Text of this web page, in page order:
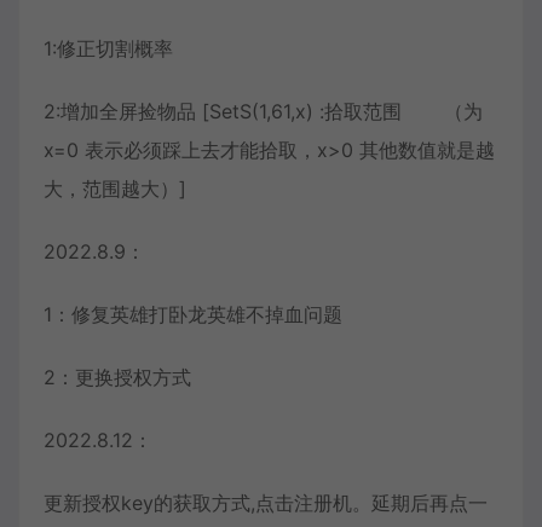
1:修正切割概率
2:增加全屏捡物品 [SetS(1,61,x) :拾取范围 （为
x=0 表示必须踩上去才能拾取，x>0 其他数值就是越
大，范围越大）]
2022.8.9：
1：修复英雄打卧龙英雄不掉血问题
2：更换授权方式
2022.8.12：
更新授权key的获取方式,点击注册机。延期后再点一